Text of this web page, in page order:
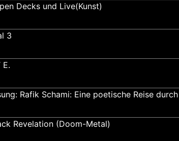
Decks und Live(Kunst)
3
E.
Rafik Schami: Eine poetische Reise durch
Revelation (Doom-Metal)